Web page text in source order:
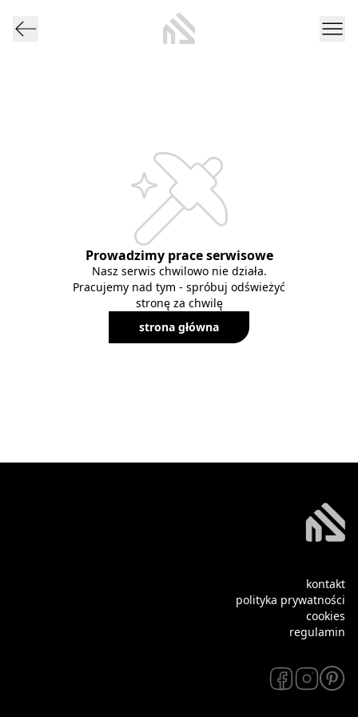
Prowadzimy prace serwisowe
Nasz serwis chwilowo nie działa.
Pracujemy nad tym - spróbuj odświeżyć
stronę za chwilę
strona główna
kontakt
polityka prywatności
cookies
regulamin